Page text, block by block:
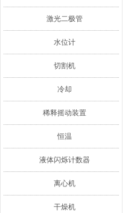
激光二极管
水位计
切割机
冷却
稀释摇动装置
恒温
液体闪烁计数器
离心机
干燥机